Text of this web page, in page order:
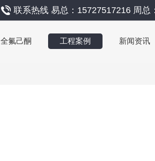
联系热线 易总：15727517216 周总
全氟己酮 工程案例 新闻资讯